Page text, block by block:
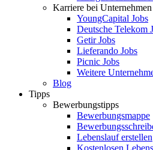
Karriere bei Unternehmen
YoungCapital Jobs
Deutsche Telekom
Getir Jobs
Lieferando Jobs
Picnic Jobs
Weitere
Blog
Tipps
Bewerbungstipps
Bewerbungsmappe
Lebenslauf erstellen
Kostenlosen